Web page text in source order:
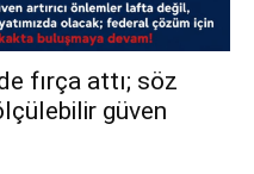
fırça attı; söz
güven